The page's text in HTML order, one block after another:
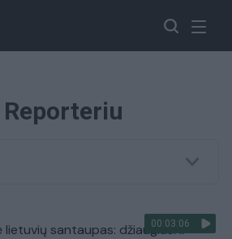
00:03:06
lietuvių santaupas: džiaugiasi ir